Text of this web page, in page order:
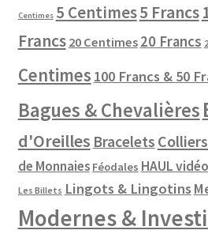
Centimes 5 Centimes5 Francs
Francs 20 Centimes 20 Francs
Centimes 100 Francs & 50
Bagues & Chevalières
d'Oreilles Bracelets
de Monnaies Féodales HAUL vidéo
Les Billets Lingots & Lingotins
Modernes &